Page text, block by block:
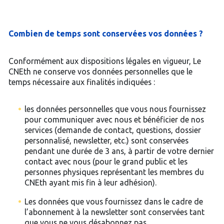
Combien de temps sont conservées vos données ?
Conformément aux dispositions légales en vigueur, Le
CNEth ne conserve vos données personnelles que le
temps nécessaire aux finalités indiquées :
les données personnelles que vous nous fournissez
pour communiquer avec nous et bénéficier de nos
services (demande de contact, questions, dossier
personnalisé, newsletter, etc.) sont conservées
pendant une durée de 3 ans, à partir de votre dernier
contact avec nous (pour le grand public et les
personnes physiques représentant les membres du
CNEth ayant mis fin à leur adhésion).
Les données que vous fournissez dans le cadre de
l’abonnement à la newsletter sont conservées tant